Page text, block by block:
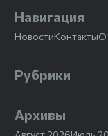
Навигация
НовостиКонтактыО
Рубрики
Архивы